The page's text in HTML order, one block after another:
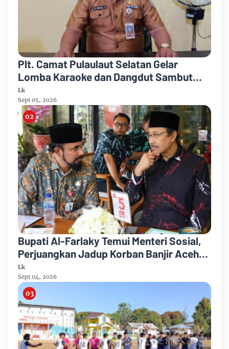
Plt. Camat Pulaulaut Selatan Gelar
Lomba Karaoke dan Dangdut Sambut
HUT ke-81 Proklamasi RI
Lk
Sept 05, 2026
Bupati Al-Farlaky Temui Menteri Sosial,
Perjuangkan Jadup Korban Banjir Aceh
Timur
Lk
Sept 04, 2026